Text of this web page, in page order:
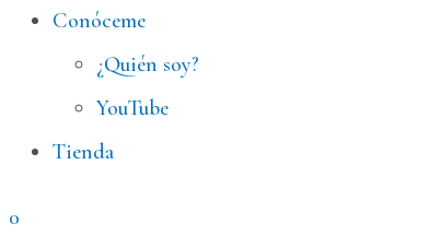
Conóceme
¿Quién soy?
YouTube
Tienda
0